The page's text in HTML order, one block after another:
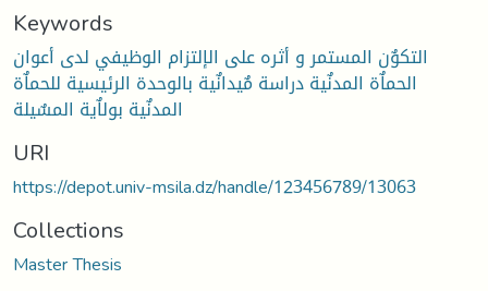
Keywords
التكوٌن المستمر و أثره على الإلتزام الوظيفي لدى أعوان
الحماٌة المدنٌية دراسة مٌيدانٌية بالوحدة الرئيسية للحماٌة
المدنٌية بولاٌية المسٌيلة
URI
https://depot.univ-msila.dz/handle/123456789/13063
Collections
Master Thesis